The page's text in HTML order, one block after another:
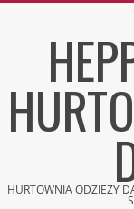
HURTOWNIA ODZIEŻY